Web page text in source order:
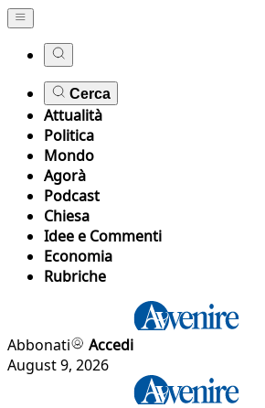
Cerca
Attualità
Politica
Mondo
Agorà
Podcast
Chiesa
Idee e Commenti
Economia
Rubriche
Abbonati
Accedi
August 9, 2026